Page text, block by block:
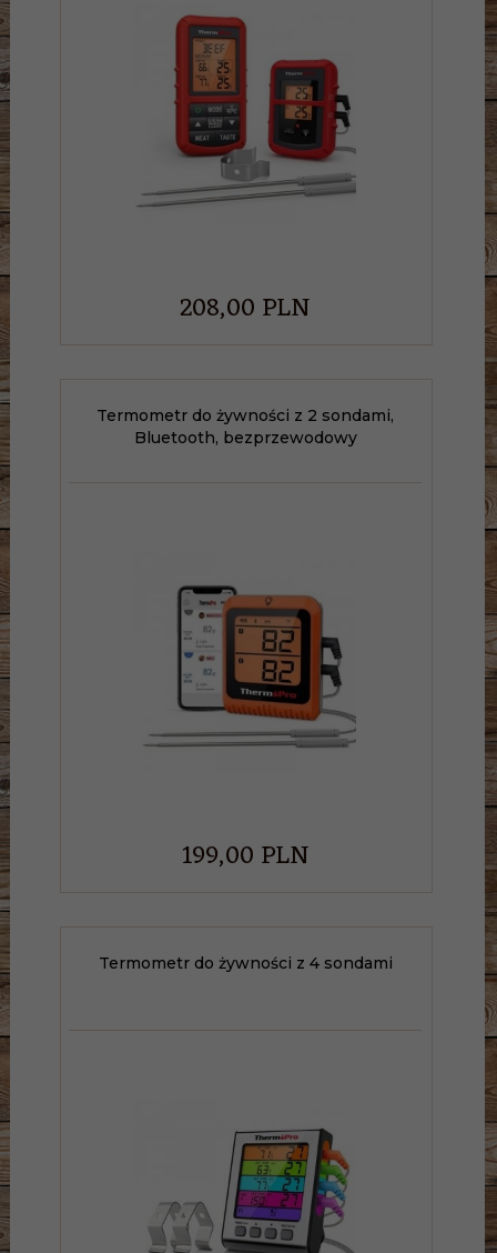
208,00PLN
Termometr do żywności z 2 sondami,
Bluetooth, bezprzewodowy
199,00PLN
Termometr do żywności z 4 sondami